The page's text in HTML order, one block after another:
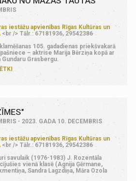
iestāžu apvienības Rīgas Kultūras un
<br /> Tālr.: 67181936, 29542386
105. gadadienas priekšvakarā
– aktrise Marija Bērziņa kopā ar
Grasbergu.
- 2023. GADA 10. DECEMBRIS
iestāžu apvienības Rīgas Kultūras un
<br /> Tālr.: 67181936, 29542386
savulaik (1976-1983) J. Rozentāla
vienā klasē (Agnija Ģērmane,
Sandra Lagzdiņa, Māra Ozola